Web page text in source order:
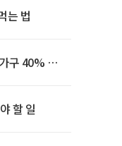
는 법
구 40% 노
할 일